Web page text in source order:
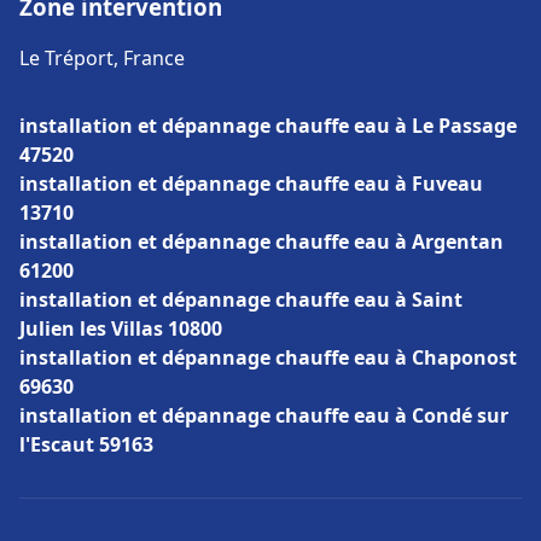
Zone intervention
Le Tréport, France
installation et dépannage chauffe eau à Le Passage
47520
installation et dépannage chauffe eau à Fuveau
13710
installation et dépannage chauffe eau à Argentan
61200
installation et dépannage chauffe eau à Saint
Julien les Villas 10800
installation et dépannage chauffe eau à Chaponost
69630
installation et dépannage chauffe eau à Condé sur
l'Escaut 59163